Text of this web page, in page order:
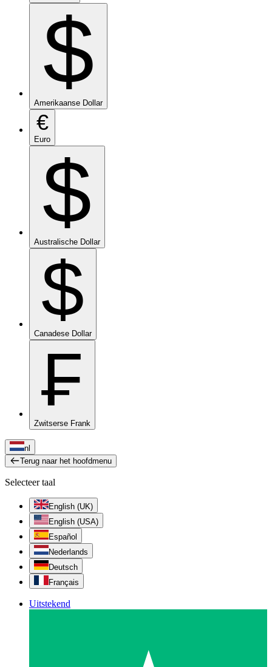
$
Amerikaanse Dollar
€
Euro
$
Australische Dollar
$
Canadese Dollar
₣
Zwitserse Frank
nl
Terug naar het hoofdmenu
Selecteer taal
English (UK)
English (USA)
Español
Nederlands
Deutsch
Français
Uitstekend